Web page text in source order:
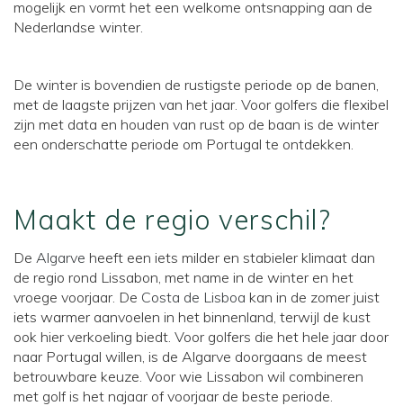
mogelijk en vormt het een welkome ontsnapping aan de
Nederlandse winter.
De winter is bovendien de rustigste periode op de banen,
met de laagste prijzen van het jaar. Voor golfers die flexibel
zijn met data en houden van rust op de baan is de winter
een onderschatte periode om Portugal te ontdekken.
Maakt de regio verschil?
De Algarve heeft een iets milder en stabieler klimaat dan
de regio rond Lissabon, met name in de winter en het
vroege voorjaar. De Costa de Lisboa kan in de zomer juist
iets warmer aanvoelen in het binnenland, terwijl de kust
ook hier verkoeling biedt. Voor golfers die het hele jaar door
naar Portugal willen, is de Algarve doorgaans de meest
betrouwbare keuze. Voor wie Lissabon wil combineren
met golf is het najaar of voorjaar de beste periode.